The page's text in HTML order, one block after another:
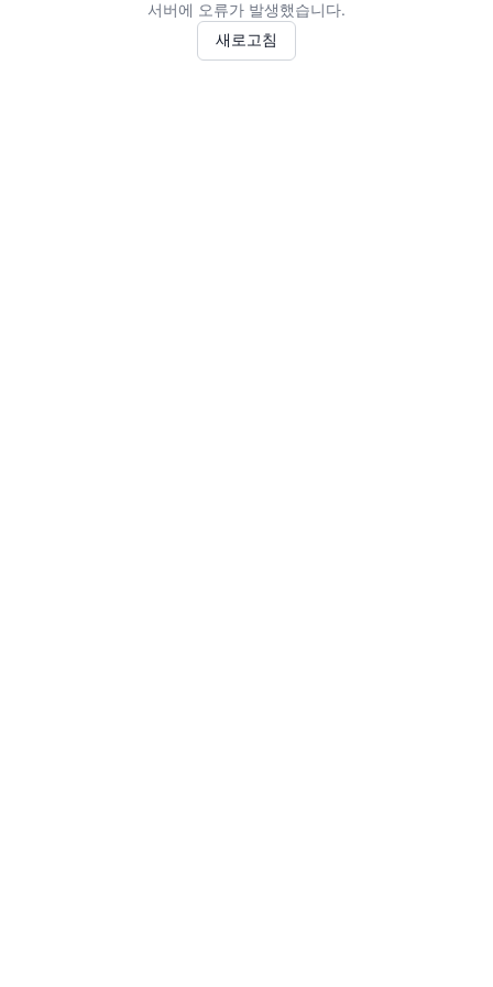
서버에 오류가 발생했습니다.
새로고침